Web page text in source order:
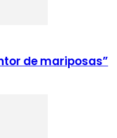
de mariposas”